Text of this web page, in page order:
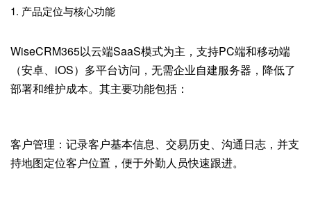
1. 产品定位与核心功能
WiseCRM365以云端SaaS模式为主，支持PC端和移动端
（安卓、iOS）多平台访问，无需企业自建服务器，降低了
部署和维护成本。其主要功能包括：
客户管理：记录客户基本信息、交易历史、沟通日志，并支
持地图定位客户位置，便于外勤人员快速跟进。